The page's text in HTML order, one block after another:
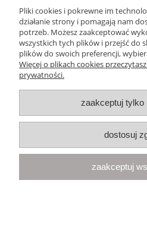
Pomoc
Moje
O nas
| Olimpijska 8, 86-
pomorskie | telefon:668 833 068,
Pliki cookies i pokrewne im
działanie strony i pomagają nam
potrzeb. Możesz zaakceptować
wszystkich tych plików i przejść do
plików do swoich preferencji,
Więcej o plikach cookies
prywatności.
zaakceptuj tylko
dostosuj
zaakceptuj